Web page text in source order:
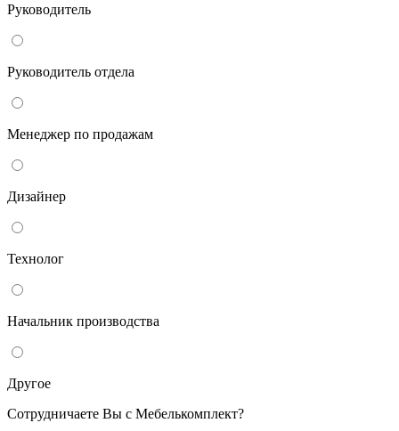
Руководитель
Руководитель отдела
Менеджер по продажам
Дизайнер
Технолог
Начальник производства
Другое
Сотрудничаете Вы с Мебелькомплект?